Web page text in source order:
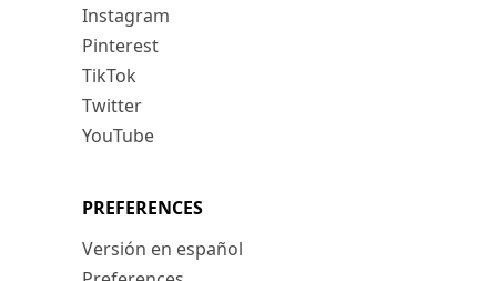
Instagram
Pinterest
TikTok
Twitter
YouTube
PREFERENCES
Versión en español